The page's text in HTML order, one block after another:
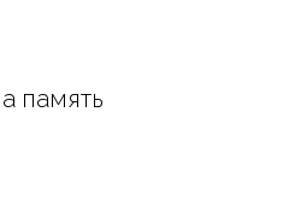
память